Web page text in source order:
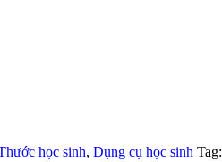
học sinh, Dụng cụ học sinh Tag: